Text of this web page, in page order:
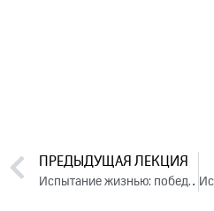
ПРЕДЫДУЩАЯ ЛЕКЦИЯ
Испытание жизнью: победа над обстоятельствами. День 1. Часть 1 (2024)